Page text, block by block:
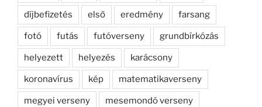
díjbefizetés első eredmény farsang
fotó futás futóverseny grundbírkózás
helyezett helyezés karácsony
koronavírus kép matematikaverseny
megyei verseny mesemondó verseny